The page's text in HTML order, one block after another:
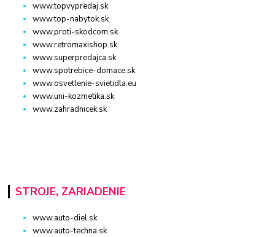
www.topvypredaj.sk
www.top-nabytok.sk
www.proti-skodcom.sk
www.retromaxishop.sk
www.superpredajca.sk
www.spotrebice-domace.sk
www.osvetlenie-svietidla.eu
www.uni-kozmetika.sk
www.zahradnicek.sk
STROJE, ZARIADENIE
www.auto-diel.sk
www.auto-techna.sk